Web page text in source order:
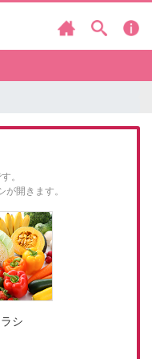
。
開きます。
シ